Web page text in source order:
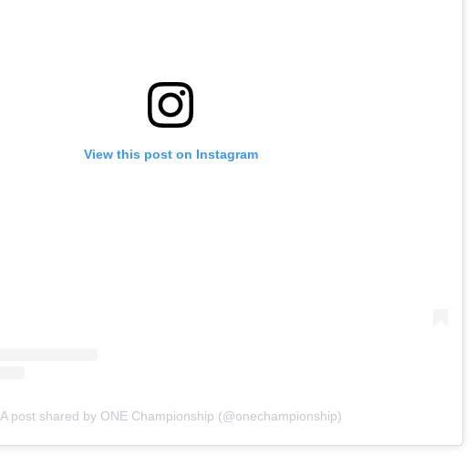
View this post on Instagram
A post shared by ONE Championship (@onechampionship)